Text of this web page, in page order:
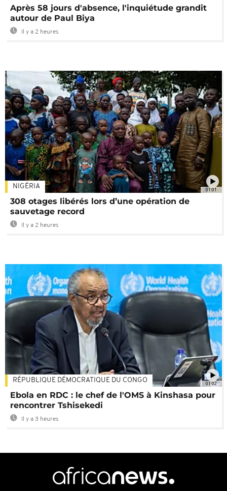
Après 58 jours d'absence, l'inquiétude grandit
autour de Paul Biya
Il y a 2 heures
01:01
NIGÉRIA
308 otages libérés lors d’une opération de
sauvetage record
Il y a 2 heures
01:02
RÉPUBLIQUE DÉMOCRATIQUE DU CONGO
Ebola en RDC : le chef de l'OMS à Kinshasa pour
rencontrer Tshisekedi
Il y a 3 heures